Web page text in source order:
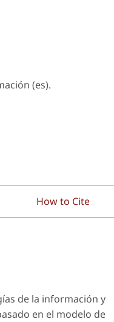
(es).
How to Cite
de la información y
en el modelo de